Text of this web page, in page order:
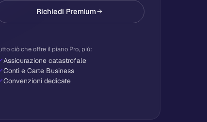
Richiedi Premium
ciò che offre il piano Pro, più:
Assicurazione catastrofale
Conti e Carte Business
Convenzioni dedicate